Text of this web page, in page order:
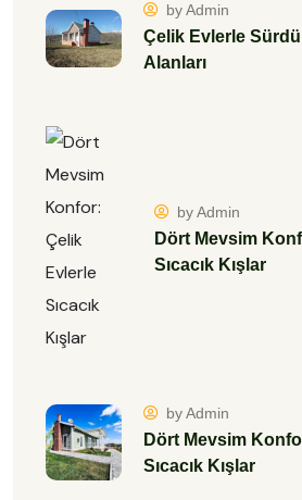
by Admin
Çelik Evlerle
Alanları
by Admin
Dört Mevsim
Sıcacık Kışlar
by Admin
Dört Mevsim
Sıcacık Kışlar